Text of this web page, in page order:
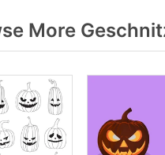
More